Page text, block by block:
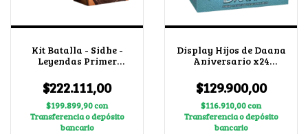
Kit Batalla - Sidhe -
Leyendas Primer
$222.111,00
$199.899,90con
Transferencia o depósito
bancario
Display Hijos de Daana
Aniversario x24
$129.900,00
$116.910,00con
Transferencia o depósito
bancario